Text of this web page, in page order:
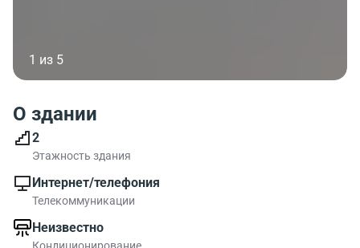
1 из 5
О здании
2
Этажность здания
Интернет/телефония
Телекоммуникации
Неизвестно
Кондиционирование